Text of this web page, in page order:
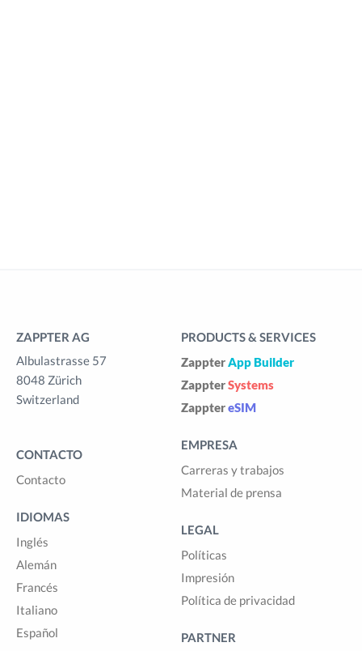
ZAPPTER AG
Albulastrasse 57
8048 Zürich
Switzerland
CONTACTO
Contacto
IDIOMAS
Inglés
Alemán
Francés
Italiano
Español
PRODUCTS & SERVICES
ZappterApp Builder
ZappterSystems
ZapptereSIM
EMPRESA
Carreras y trabajos
Material de prensa
LEGAL
Políticas
Impresión
Política de privacidad
PARTNER